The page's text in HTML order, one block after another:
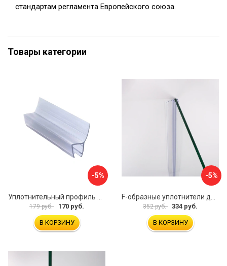
стандартам регламента Европейского союза.
Товары категории
-5%
179 руб. 170 руб.
В КОРЗИНУ
-5%
352 руб. 334 руб.
В КОРЗИНУ